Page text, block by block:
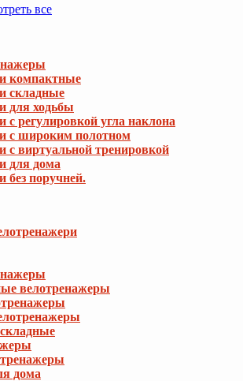
все
компактные
складные
для ходьбы
с регулировкой угла наклона
с широким полотном
с виртуальной тренировкой
для дома
без поручней.
велотренажеры
дома